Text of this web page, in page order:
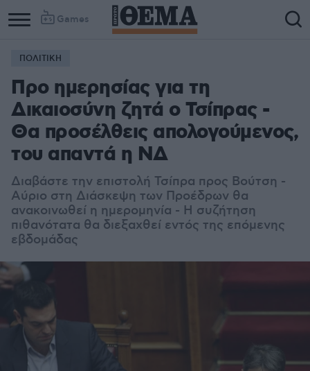
Games
ΠΟΛΙΤΙΚΗ
Προ ημερησίας για τη
Δικαιοσύνη ζητά ο Τσίπρας -
Θα προσέλθεις απολογούμενος,
του απαντά η ΝΔ
Διαβάστε την επιστολή Τσίπρα προς Βούτση -
Αύριο στη Διάσκεψη των Προέδρων θα
ανακοινωθεί η ημερομηνία - Η συζήτηση
πιθανότατα θα διεξαχθεί εντός της επόμενης
εβδομάδας